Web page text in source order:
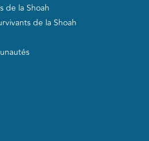
de la Shoah
de la Shoah